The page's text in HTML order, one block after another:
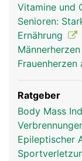
Vitamine und
Senioren:
Ernährung
Ratgeber
Body Mass
Epileptischer